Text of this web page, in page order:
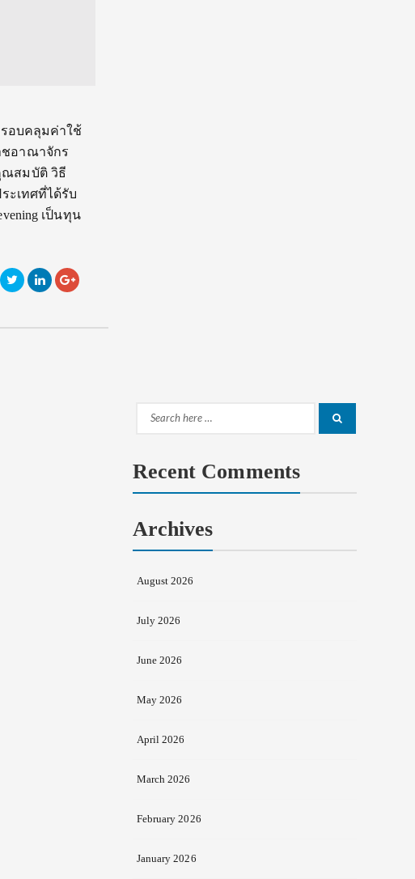
รอบคลุมค่าใช้
ชอาณาจักร
ณสมบัติ วิธี
ะเทศที่ได้รับ
เป็นทุน
Search
Recent Comments
Archives
August 2026
July 2026
June 2026
May 2026
April 2026
March 2026
February 2026
January 2026